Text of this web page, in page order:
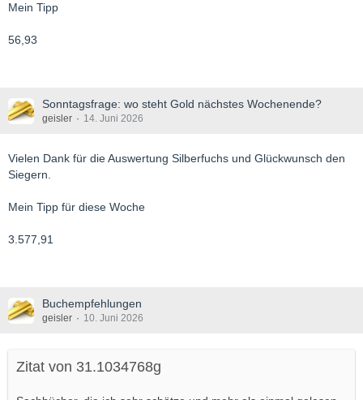
Mein Tipp
56,93
Sonntagsfrage: wo steht Gold nächstes Wochenende?
geisler 14. Juni 2026
Vielen Dank für die Auswertung Silberfuchs und Glückwunsch den
Siegern.
Mein Tipp für diese Woche
3.577,91
Buchempfehlungen
geisler 10. Juni 2026
Zitat von 31.1034768g